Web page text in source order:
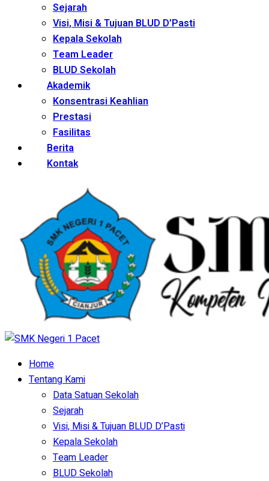
Sejarah
Visi, Misi & Tujuan BLUD D’Pasti
Kepala Sekolah
Team Leader
BLUD Sekolah
Akademik
Konsentrasi Keahlian
Prestasi
Fasilitas
Berita
Kontak
Home
Tentang Kami
Data Satuan Sekolah
Sejarah
Visi, Misi & Tujuan BLUD D’Pasti
Kepala Sekolah
Team Leader
BLUD Sekolah